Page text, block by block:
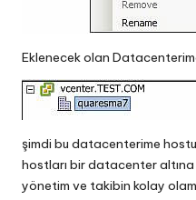
Eklenecek olan
şimdi bu datacenterime
hostları bir datacenter
yönetim ve takibin kolay